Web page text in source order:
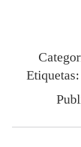
Etiquetas: